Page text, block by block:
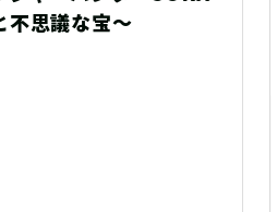
トレジャークエスト リアル
トレジャーマップ
埼玉県 越谷市 イオン